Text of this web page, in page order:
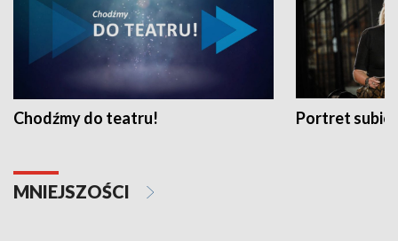
Chodźmy do teatru! Portret
MNIEJSZOŚCI